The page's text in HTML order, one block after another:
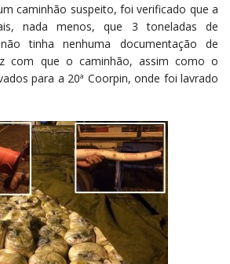
caminhão suspeito, foi verificado que a
nada menos, que 3 toneladas de
tinha nenhuma documentação de
com que o caminhão, assim como o
para a 20ª Coorpin, onde foi lavrado